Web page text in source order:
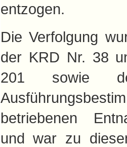
entzogen.
Die Verfolgung
der KRD Nr. 38
201 sowie
betriebenen
und war zu